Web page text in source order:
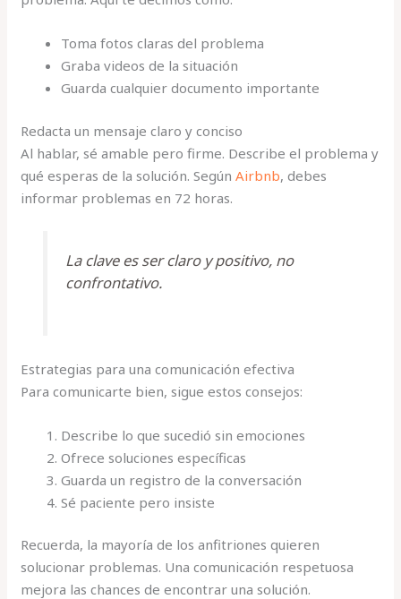
Toma fotos claras del problema
Graba videos de la situación
Guarda cualquier documento importante
Redacta un mensaje claro y conciso
Al hablar, sé amable pero firme. Describe el problema y
qué esperas de la solución. SegúnAirbnb, debes
informar problemas en 72 horas.
La clave es ser claro y positivo, no
confrontativo.
Estrategias para una comunicación efectiva
Para comunicarte bien, sigue estos consejos:
Describe lo que sucedió sin emociones
Ofrece soluciones específicas
Guarda un registro de la conversación
Sé paciente pero insiste
Recuerda, la mayoría de los anfitriones quieren
solucionar problemas. Una comunicación respetuosa
mejora las chances de encontrar una solución.